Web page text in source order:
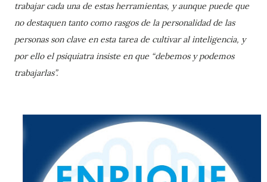
trabajar cada una de estas herramientas, y aunque puede que
no destaquen tanto como rasgos de la personalidad de las
personas son clave en esta tarea de cultivar al inteligencia, y
por ello el psiquiatra insiste en que “debemos y podemos
trabajarlas”.